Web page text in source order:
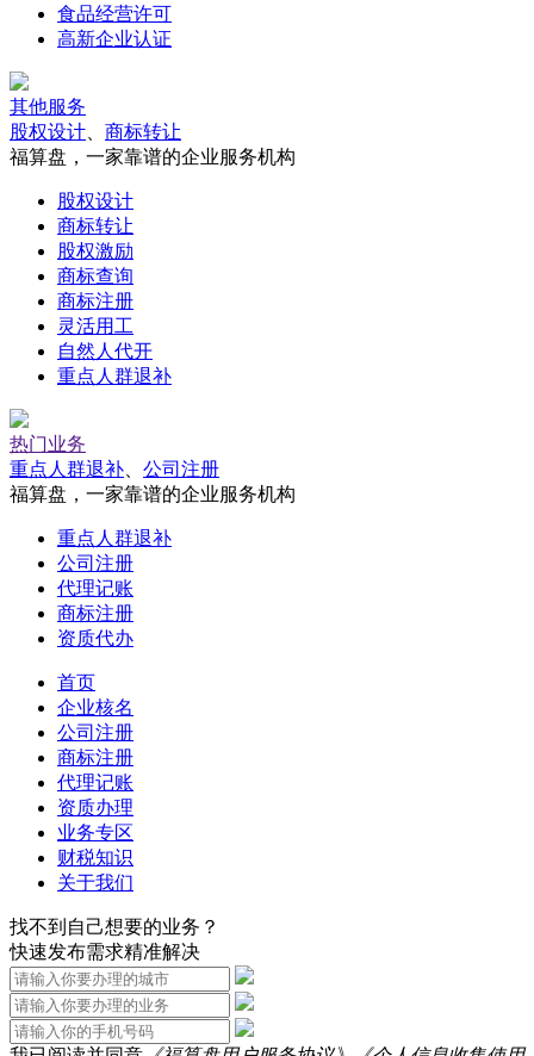
食品经营许可
高新企业认证
其他服务
股权设计
商标转让
福算盘，一家靠谱的企业服务机构
股权设计
商标转让
股权激励
商标查询
商标注册
灵活用工
自然人代开
重点人群退补
热门业务
重点人群退补
公司注册
福算盘，一家靠谱的企业服务机构
重点人群退补
公司注册
代理记账
商标注册
资质代办
首页
企业核名
公司注册
商标注册
代理记账
资质办理
业务专区
财税知识
关于我们
找不到自己想要的业务？
快速发布需求精准解决